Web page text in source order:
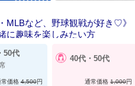
MLBなど、野球観戦が好き♡》
に趣味を楽しみたい方
50代
常価格4,500円
40代・50代
通常価格 1,000円